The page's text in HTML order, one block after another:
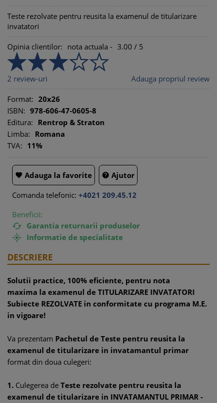
Teste rezolvate pentru reusita la examenul de titularizare
invatatori
Opinia clientilor: nota actuala - 3.00 / 5
2 review-uri Adauga propriul review
Format: 20x26
ISBN: 978-606-47-0605-8
Editura: Rentrop & Straton
Limba: Romana
TVA: 11%
 Adauga la favorite  Ajutor
Comanda telefonic: +4021 209.45.12
Beneficii:
 Garantia returnarii produselor
 Informatie de specialitate
DESCRIERE
Solutii practice, 100% eficiente, pentru nota
maxima la examenul de TITULARIZARE INVATATORI
Subiecte REZOLVATE in conformitate cu programa M.E.
in vigoare!
Va prezentam Pachetul de Teste pentru reusita la
examenul de titularizare in invatamantul primar
format din doua culegeri:
1. Culegerea de Teste rezolvate pentru reusita la
examenul de titularizare in INVATAMANTUL PRIMAR -